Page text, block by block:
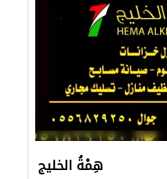
هِمْةُ الخليج